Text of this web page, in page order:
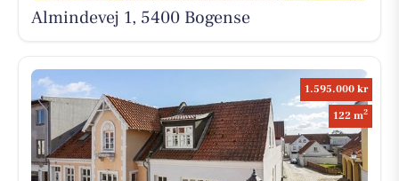
Almindevej 1, 5400 Bogense
1.595.000 kr
122 m2